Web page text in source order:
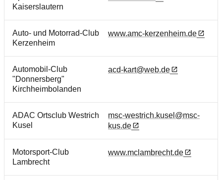
Kaiserslautern
Auto- und Motorrad-Club
Kerzenheim
www.amc-kerzenheim.de
Automobil-Club
"Donnersberg"
Kirchheimbolanden
acd-kart@web.de
ADAC Ortsclub Westrich
Kusel
msc-westrich.kusel@msc-
kus.de
Motorsport-Club
Lambrecht
www.mclambrecht.de